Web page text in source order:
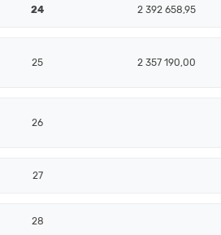
24 2 392 658,95
25 2 357 190,00
26
27
28